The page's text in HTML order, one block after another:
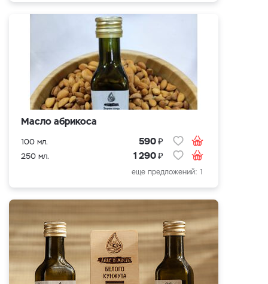
Масло абрикоса
100 мл. 590₽
250 мл. 1 290₽
еще предложений: 1